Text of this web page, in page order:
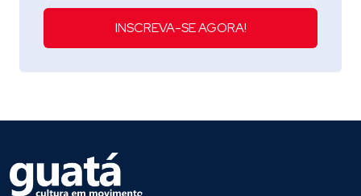
INSCREVA-SE AGORA!